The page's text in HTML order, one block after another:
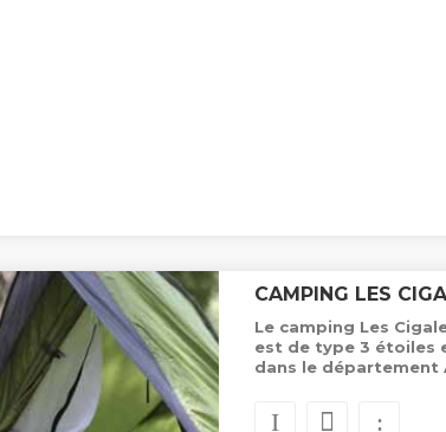
CAMPING LES
Le camping Les
est de type 3 étoiles
dans le département